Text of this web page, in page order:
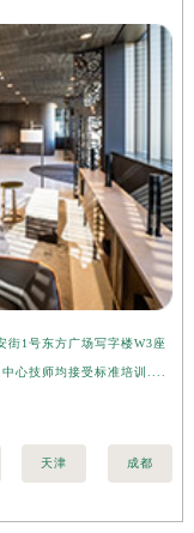
街1号东方广场写字楼W3座
心技师均接受标准培训....
天津 成都